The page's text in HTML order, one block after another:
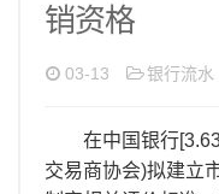
入职流水
企业流水
存款证明
销资格
03-13 银行流水
在中国银行
交易商协会)拟建立